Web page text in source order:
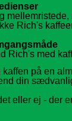
Rich's
Rich's med
kaffen på en
din
eller ej - der